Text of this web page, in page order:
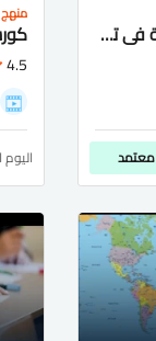
كورس ودورة تدريبية فى تعلم اللغة الانجليزية للثانوية العامة
معتمد
منهج
4.5
اليوم